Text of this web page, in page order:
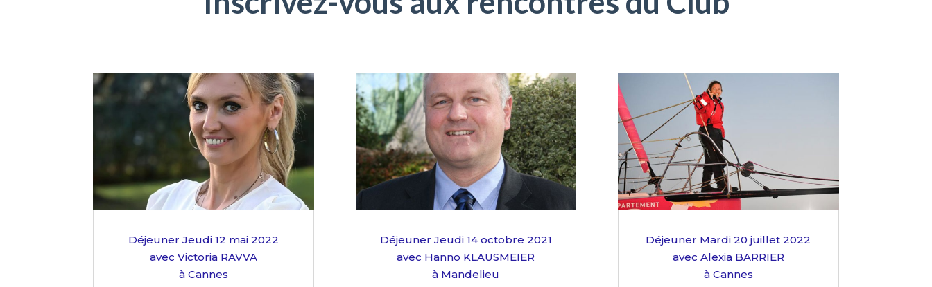
Déjeuner Jeudi 12 mai 2022
avec Victoria RAVVA
à Cannes
Déjeuner Jeudi 14 octobre 2021
avec Hanno KLAUSMEIER
à Mandelieu
Déjeuner Mardi 20 juillet 2022
avec Alexia BARRIER
à Cannes